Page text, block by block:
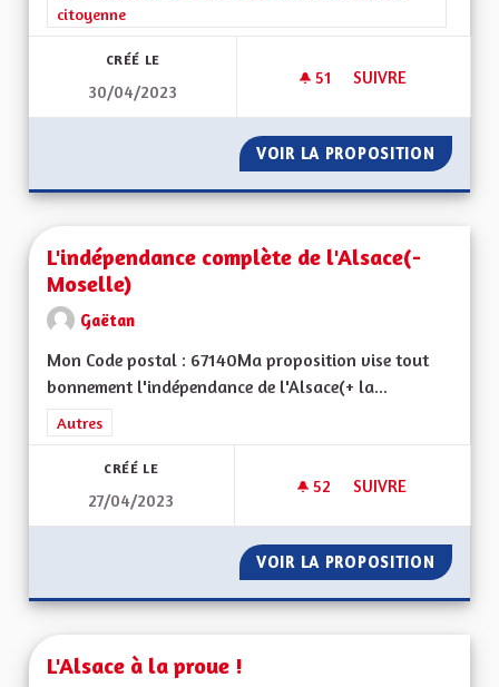
citoyenne
CRÉÉ LE
30/04/2023
51 51 ABONNÉS
SUIVRE
VOIR LA PROPOSITION
L'indépendance complète de l'Alsace(-
Moselle)
Gaëtan
Mon Code postal : 67140Ma proposition vise tout
bonnement l'indépendance de l'Alsace(+ la...
Filtrer les résultats de la catégorie : Autres
Autres
CRÉÉ LE
27/04/2023
52 52 ABONNÉS
SUIVRE
VOIR LA PROPOSITION
L'Alsace à la proue !